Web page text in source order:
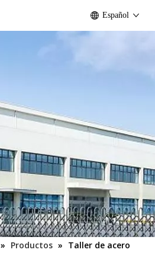
Español
» Productos » Taller de acero